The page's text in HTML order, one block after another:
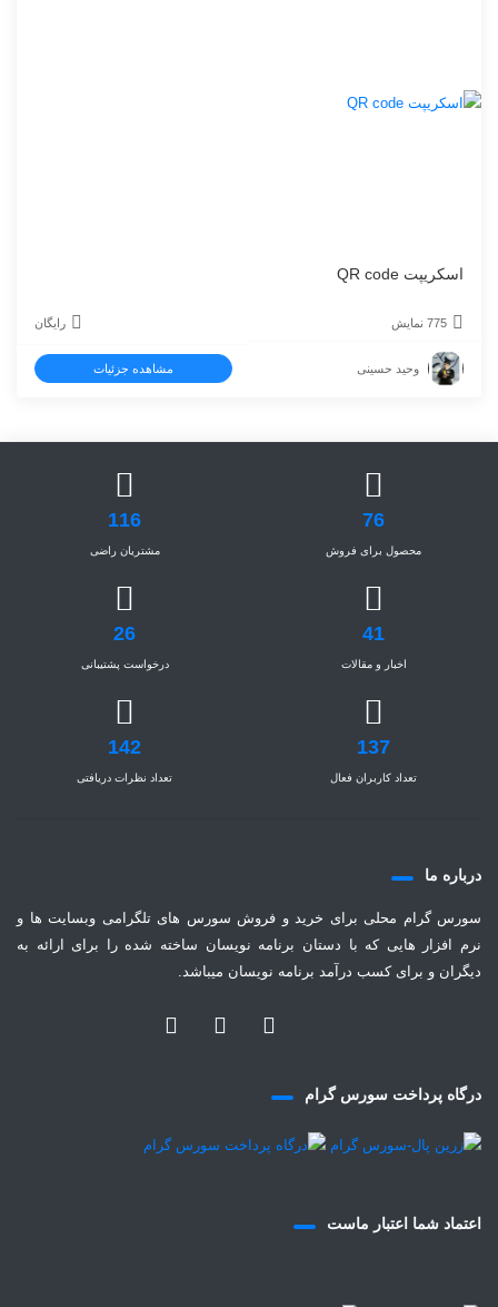
اسکریپت QR code
775 نمایش رایگان
وحید حسینی مشاهده جزئیات
76
محصول برای فروش
116
مشتریان راضی
41
اخبار و مقالات
26
درخواست پشتیبانی
137
تعداد کاربران فعال
142
تعداد نظرات دریافتی
درباره ما
سورس گرام محلی برای خرید و فروش سورس های تلگرامی وبسایت ها و
نرم افزار هایی که با دستان برنامه نویسان ساخته شده را برای ارائه به
دیگران و برای کسب درآمد برنامه نویسان میباشد.
درگاه پرداخت سورس گرام
اعتماد شما اعتبار ماست